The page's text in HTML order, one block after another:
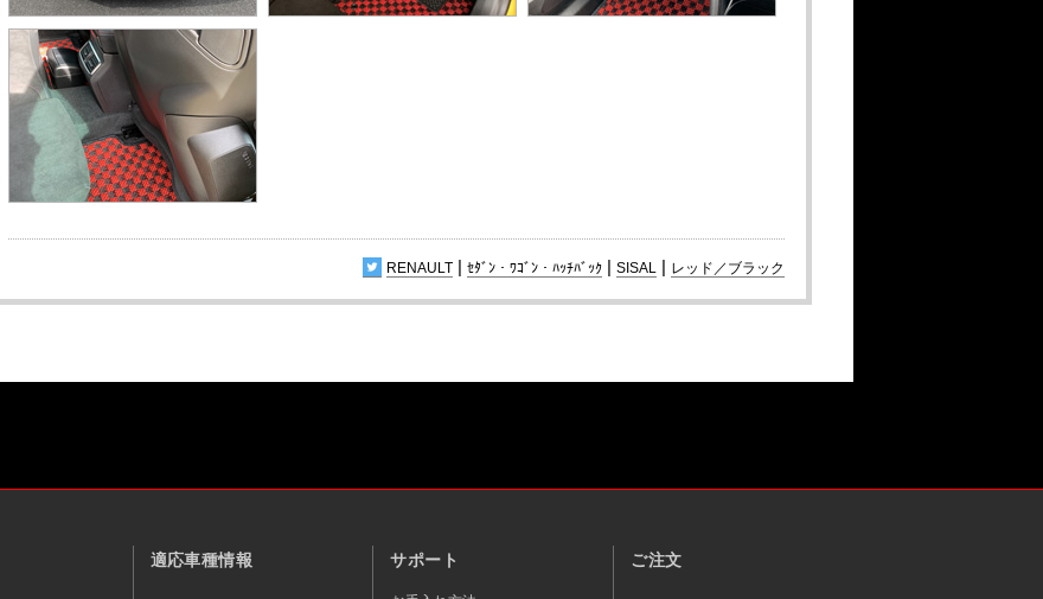
RENAULT | ｾﾀﾞﾝ・ﾜｺﾞﾝ・ﾊｯﾁﾊﾞｯｸ | SISAL | レッド／ブラック
適応車種情報 サポート ご注文